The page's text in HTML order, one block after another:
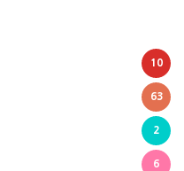
10
63
2
6